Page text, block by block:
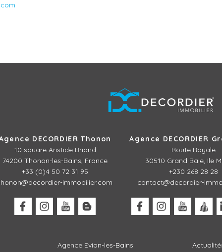
DECORDIER Thonon
10 square Aristide Briand
74200 Thonon-les-Bains, France
+33 (0)4 50 72 31 95
immobilier.com
Agence DECORDIER
Route Royale
30510 Grand Baie, Ile
+230 268 28 28
contact@decordier-
Agence Evian-les-Bains